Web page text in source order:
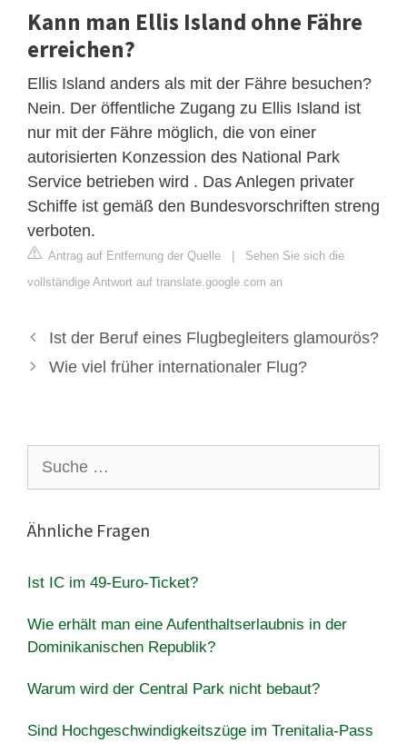
Kann man Ellis Island ohne Fähre
erreichen?
Ellis Island anders als mit der Fähre besuchen?
Nein. Der öffentliche Zugang zu Ellis Island ist
nur mit der Fähre möglich, die von einer
autorisierten Konzession des National Park
Service betrieben wird . Das Anlegen privater
Schiffe ist gemäß den Bundesvorschriften streng
verboten.
Antrag auf Entfernung der Quelle | Sehen Sie sich die
vollständige Antwort auf translate.google.com an
Ist der Beruf eines Flugbegleiters glamourös?
Wie viel früher internationaler Flug?
nach:
Ähnliche Fragen
Ist IC im 49-Euro-Ticket?
Wie erhält man eine Aufenthaltserlaubnis in der
Dominikanischen Republik?
Warum wird der Central Park nicht bebaut?
Sind Hochgeschwindigkeitszüge im Trenitalia-Pass